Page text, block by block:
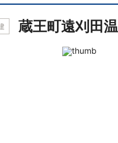
蔵王町遠刈田